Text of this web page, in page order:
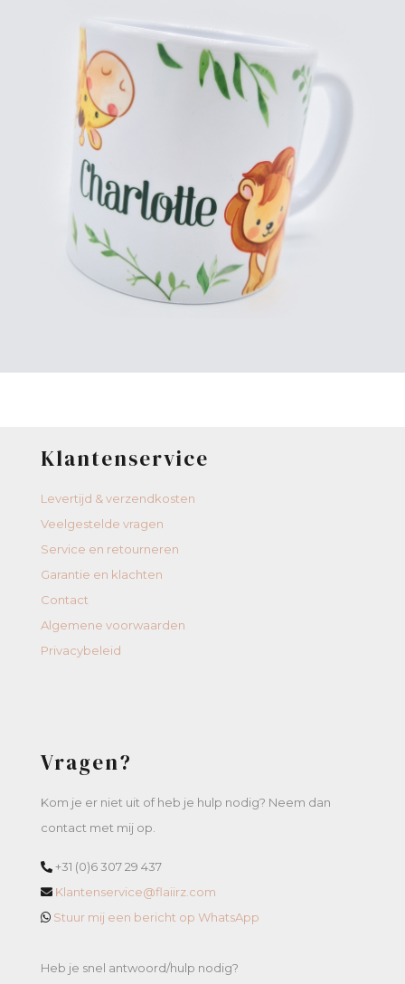
Klantenservice
Levertijd & verzendkosten
Veelgestelde vragen
Service en retourneren
Garantie en klachten
Contact
Algemene voorwaarden
Privacybeleid
Vragen?
Kom je er niet uit of heb je hulp nodig? Neem dan
contact met mij op.
+31 (0)6 307 29 437
Klantenservice@flaiirz.com
Stuur mij een bericht op WhatsApp
Heb je snel antwoord/hulp nodig?